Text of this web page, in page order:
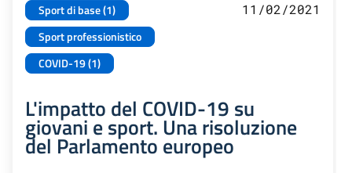
Sport di base (1)
Sport professionistico
COVID-19 (1)
11/02/2021
L'impatto del COVID-19 su
giovani e sport. Una risoluzione
del Parlamento europeo